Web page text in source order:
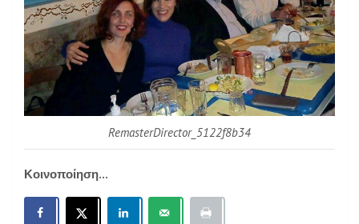
RemasterDirector_5122f8b34
Κοινοποίηση...